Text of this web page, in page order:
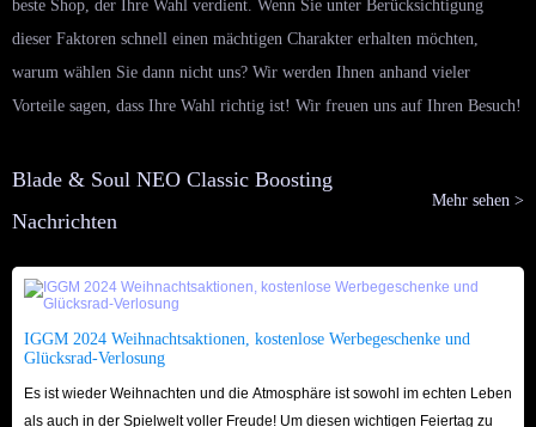
beste Shop, der Ihre Wahl verdient. Wenn Sie unter Berücksichtigung
dieser Faktoren schnell einen mächtigen Charakter erhalten möchten,
warum wählen Sie dann nicht uns? Wir werden Ihnen anhand vieler
Vorteile sagen, dass Ihre Wahl richtig ist! Wir freuen uns auf Ihren Besuch!
Blade & Soul NEO Classic Boosting
Nachrichten
Mehr sehen >
IGGM 2024 Weihnachtsaktionen, kostenlose Werbegeschenke und
Glücksrad-Verlosung
Es ist wieder Weihnachten und die Atmosphäre ist sowohl im echten Leben
als auch in der Spielwelt voller Freude! Um diesen wichtigen Feiertag zu